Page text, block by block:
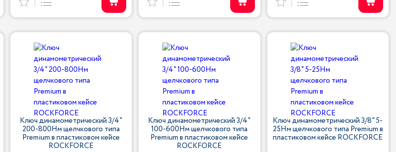
Ключ динамометрический 3/4"
200-800Нм щелчкового типа
Premium в пластиковом кейсе
ROCKFORCE
Ключ динамометрический 3/4"
100-600Нм щелчкового типа
Premium в пластиковом кейсе
ROCKFORCE
Ключ динамометрический 3/8" 5-
25Нм щелчкового типа Premium в
пластиковом кейсе ROCKFORCE